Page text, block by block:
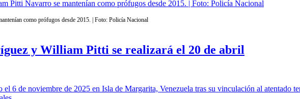
Pitti Navarro se mantenían como prófugos desde 2015. | Foto: Policía Nacional
como prófugos desde 2015. | Foto: Policía Nacional
y William Pitti se realizará el 20 de abril